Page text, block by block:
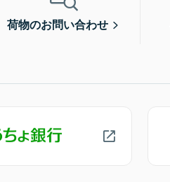
荷物のお問い合わせ